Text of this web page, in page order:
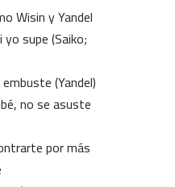
Wisin y Yandel
supe (Saiko;
(Yandel)
no se asuste
por más